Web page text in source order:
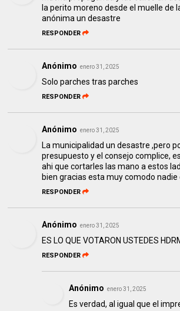
la perito moreno desde el muelle de
anónima un desastre
RESPONDER
Anónimo enero 31, 2025
Solo parches tras parches
RESPONDER
Anónimo enero 31, 2025
La municipalidad un desastre ,pero
presupuesto y el consejo complice,
ahi que cortarles las mano a estos
bien gracias esta muy comodo nadie
RESPONDER
Anónimo enero 31, 2025
ES LO QUE VOTARON USTEDES
RESPONDER
Anónimo enero 31, 2025
Es verdad, al igual que el